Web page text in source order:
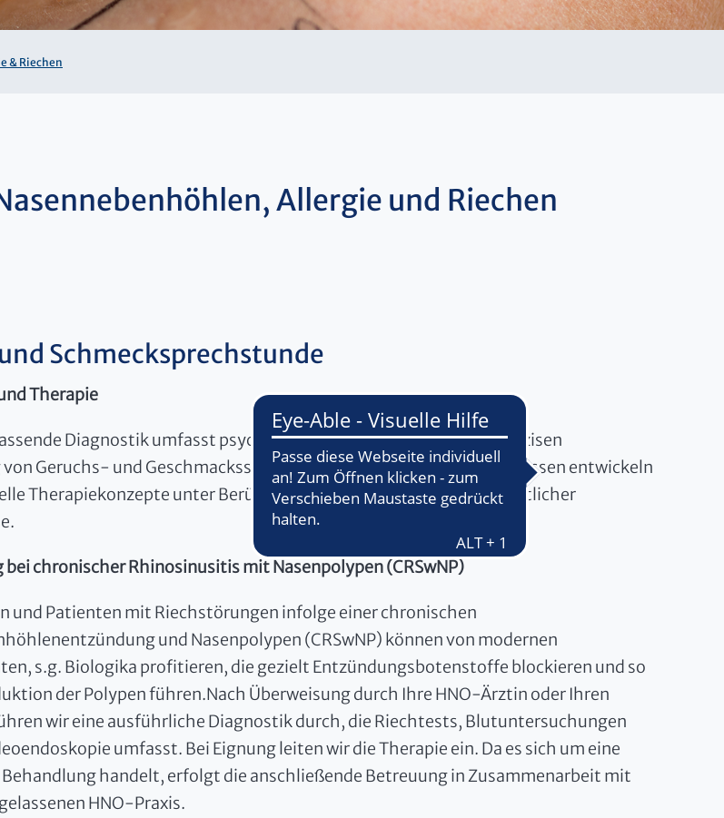
& Riechen
Allergie und Riechen
Schmecksprechstunde
Therapie
Diagnostik umfasst psychophysische Testverfahren zur präzisen
Geruchs- und Geschmacksstörungen. Basierend auf den Ergebnissen entwickeln
Therapiekonzepte unter Berücksichtigung aktueller wissenschaftlicher
bei chronischer Rhinosinusitis mit Nasenpolypen (CRSwNP)
und Patienten mit Riechstörungen infolge einer chronischen
und Nasenpolypen (CRSwNP) können von modernen
s.g. Biologika profitieren, die gezielt Entzündungsbotenstoffe blockieren und so
der Polypen führen.Nach Überweisung durch Ihre HNO-Ärztin oder Ihren
wir eine ausführliche Diagnostik durch, die Riechtests, Blutuntersuchungen
umfasst. Bei Eignung leiten wir die Therapie ein. Da es sich um eine
handelt, erfolgt die anschließende Betreuung in Zusammenarbeit mit
HNO-Praxis.